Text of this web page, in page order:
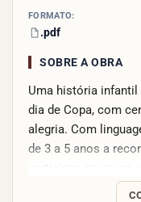
FORMATO:
.pdf
SOBRE A OBRA
Uma história
dia de Copa, com
alegria. Com
de 3 a 5 anos a
participar em grupo
modo afetivo e